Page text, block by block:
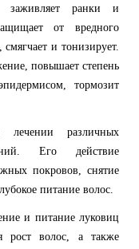
заживляет ранки и
от вредного
и тонизирует.
повышает степень
тормозит
лечении различных
Его действие
покровов, снятие
питание волос.
и питание луковиц
рост волос, а также